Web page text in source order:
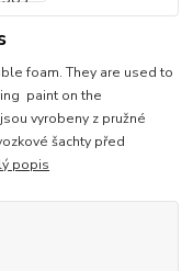
foam. They are used to
paint on the
vyrobeny z pružné
šachty před
popis